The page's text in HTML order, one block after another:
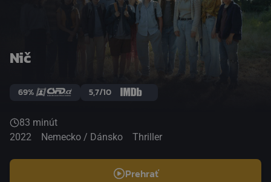
Nič
69% 5,7/10
83 minút
2022
Nemecko / Dánsko Thriller
Prehrať